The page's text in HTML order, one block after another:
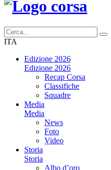
ITA
Edizione 2026
Edizione 2026
Recap Corsa
Classifiche
Squadre
Media
Media
News
Foto
Video
Storia
Storia
Albo d’oro